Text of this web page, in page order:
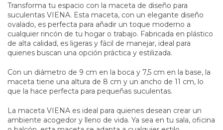
Transforma tu espacio con la maceta de diseño para
suculentas VIENA. Esta maceta, con un elegante diseño
ovalado, es perfecta para añadir un toque moderno a
cualquier rincón de tu hogar o trabajo. Fabricada en plástico
de alta calidad, es ligeras y fácil de manejar, ideal para
quienes buscan una opción práctica y estilizada.
Con un diámetro de 9 cm en la boca y 7,5 cm en la base, la
maceta tiene una altura de 8 cm y un ancho de 11 cm, lo
que la hace perfecta para pequeñas suculentas.
La maceta VIENA es ideal para quienes desean crear un
ambiente acogedor y lleno de vida. Ya sea en tu sala, oficina